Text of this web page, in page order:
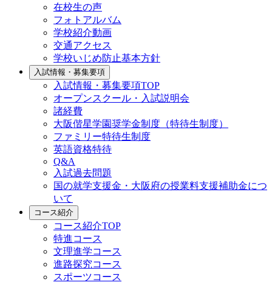
在校生の声
フォトアルバム
学校紹介動画
交通アクセス
学校いじめ防止基本方針
入試情報・募集要項
入試情報・募集要項TOP
オープンスクール・入試説明会
諸経費
大阪偕星学園奨学金制度（特待生制度）
ファミリー特待生制度
英語資格特待
Q&A
入試過去問題
国の就学支援金・大阪府の授業料支援補助金につ
いて
コース紹介
コース紹介TOP
特進コース
文理進学コース
進路探究コース
スポーツコース